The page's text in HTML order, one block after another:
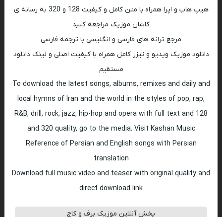
هیپ هاپ و اپرا همراه با متن کامل و کیفیت 128 و 320 به رسانه ی
کاشان موزیک مراجعه کنید
مرجع ترانه های فارسی و انگلیسی با ترجمه فارسی
دانلود موزیک ویدیو و تیزر کامل همراه با کیفیت اصلی و لینک دانلود
مستقیم
To download the latest songs, albums, remixes and daily and
local hymns of Iran and the world in the styles of pop, rap,
R&B, drill, rock, jazz, hip-hop and opera with full text and 128
and 320 quality, go to the media. Visit Kashan Music
Reference of Persian and English songs with Persian
translation
Download full music video and teaser with original quality and
direct download link
پخش آنلاین موزیک برف و کاج